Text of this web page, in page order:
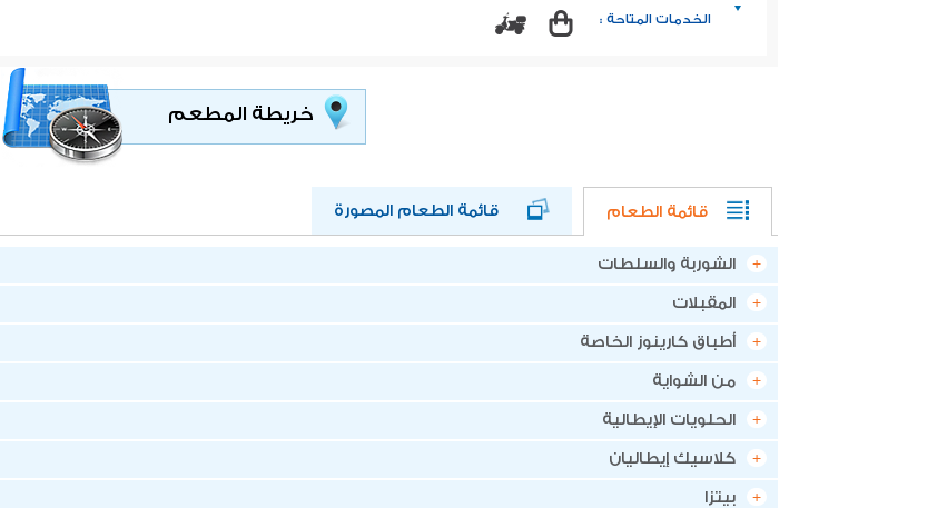
الخدمات المتاحة :
خريطة المطعم
قائمة الطعام قائمة الطعام المصورة
الشوربة والسلطات
المقبلات
أطباق كارينوز الخاصة
من الشواية
الحلويات الإيطالية
كلاسيك إيطاليان
بيتزا